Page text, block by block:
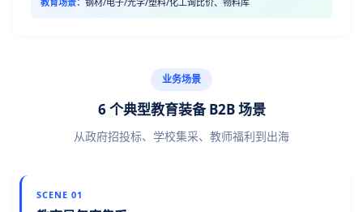
业务场景
6 个典型教育装备 B2B 场景
从政府招投标、学校集采、教师福利到出海
SCENE 01